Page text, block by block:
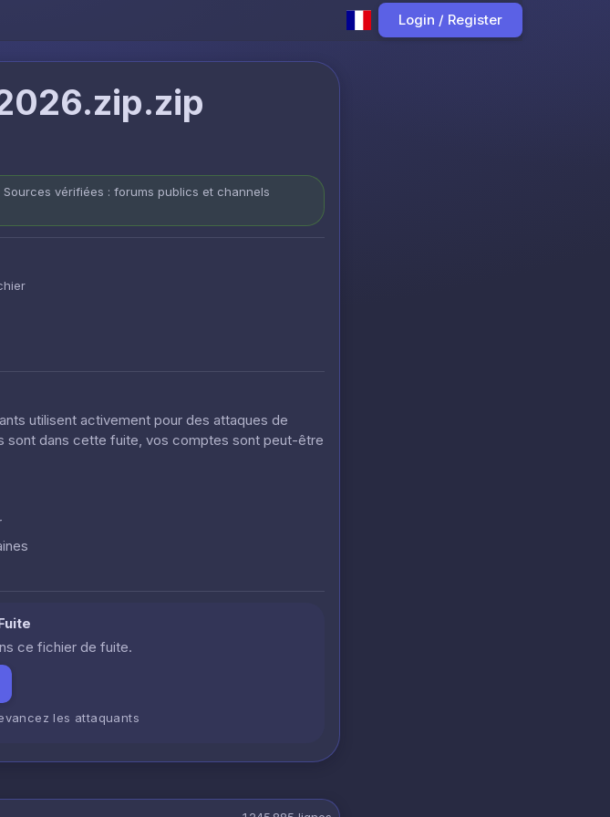
Login / Register
vérifiées : forums publics et channels
utilisent activement pour des attaques de
sont dans cette fuite, vos comptes sont peut-être
ce fichier de fuite.
les attaquants